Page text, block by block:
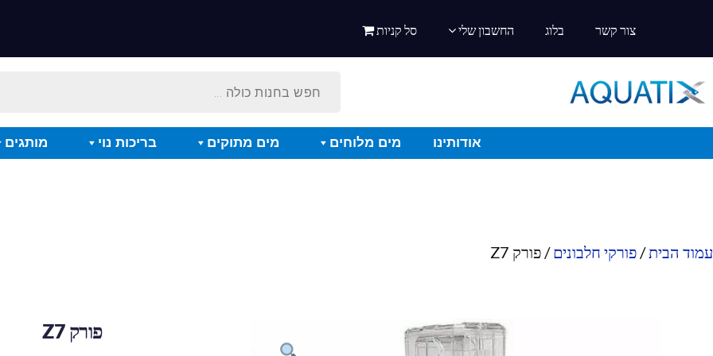
צור קשר בלוג החשבון שלי סל קניות
אודותינו מים מלוחים מים מתוקים בריכות נוי מותגים
עמוד הבית/פורקי חלבונים/ פורק Z7
פורק Z7